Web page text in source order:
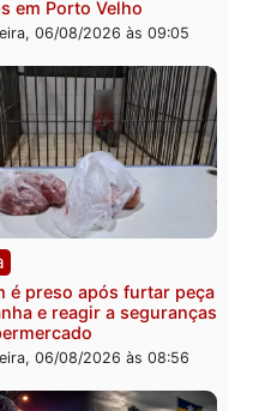
Três suspeitos ligados a
criminosa são presos por
receptação e adulteração
veículos em Porto Velho
quinta-feira, 06/08/2026 às